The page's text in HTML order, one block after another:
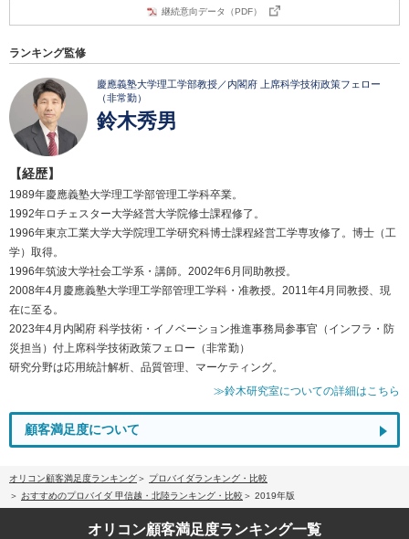
継続意向データ（PDF）
ランキング監修
慶應義塾大学理工学部教授／内閣府 上席科学技術政策フェロー
（非常勤）
鈴木秀男
【経歴】
1989年慶應義塾大学理工学部管理工学科卒業。
1992年ロチェスター大学経営大学院修士課程修了。
1996年東京工業大学大学院理工学研究科博士課程経営工学専攻修了。博士（工
学）取得。
1996年筑波大学社会工学系・講師。2002年6月同助教授。
2008年4月慶應義塾大学理工学部管理工学科・准教授。2011年4月同教授、現
在に至る。
2023年4月内閣府 科学技術・イノベーション推進事務局参事官（インフラ・防
災担当）付上席科学技術政策フェロー（非常勤）
研究分野は応用統計解析、品質管理、マーケティング。
≫鈴木研究室についての詳細はこちら
顧客満足度について
オリコン顧客満足度ランキング
プロバイダランキング・比較
おすすめのプロバイダ 甲信越・北陸ランキング・比較
2019年版
オリコン顧客満足度ランキング一覧